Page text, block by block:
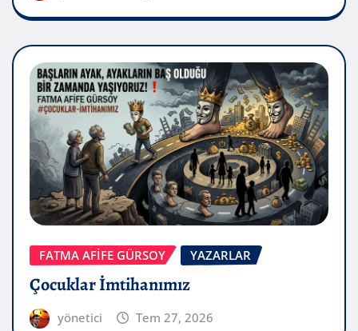
FATMA AFİFE GÜRSOY YAZARLAR
Çocuklar İmtihanımız
yönetici Tem 27, 2026